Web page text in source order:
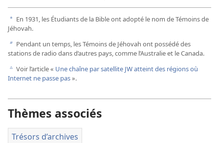
a En 1931, les Étudiants de la Bible ont adopté le nom de Témoins de
Jéhovah.
b Pendant un temps, les Témoins de Jéhovah ont possédé des
stations de radio dans d’autres pays, comme l’Australie et le Canada.
c Voir l’article « Une chaîne par satellite JW atteint des régions où
Internet ne passe pas».
Thèmes associés
Trésors d’archives